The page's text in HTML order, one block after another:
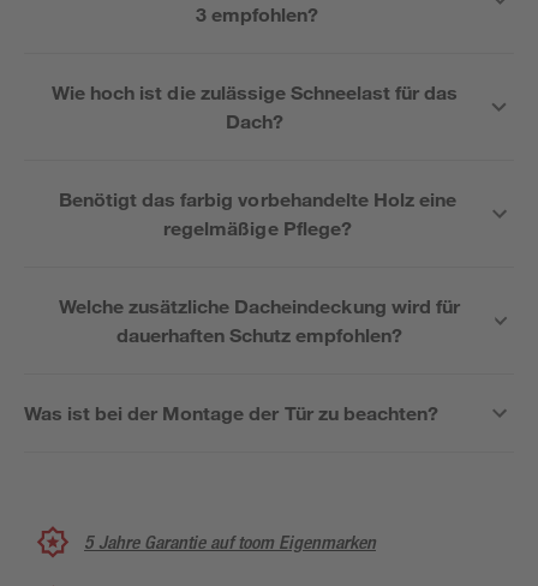
3 empfohlen?
Wie hoch ist die zulässige Schneelast für das
Dach?
Benötigt das farbig vorbehandelte Holz eine
regelmäßige Pflege?
Welche zusätzliche Dacheindeckung wird für
dauerhaften Schutz empfohlen?
Was ist bei der Montage der Tür zu beachten?
5 Jahre Garantie auf toom Eigenmarken